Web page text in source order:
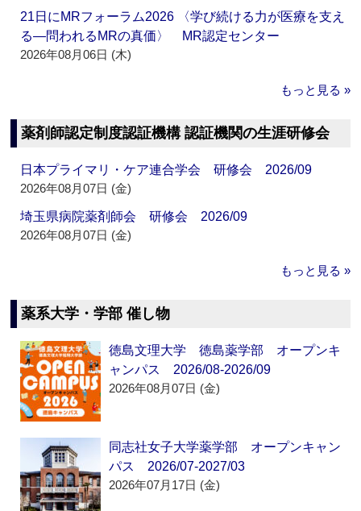
21日にMRフォーラム2026 〈学び続ける力が医療を支え
る―問われるMRの真価〉 MR認定センター
2026年08月06日 (木)
もっと見る »
薬剤師認定制度認証機構 認証機関の生涯研修会
日本プライマリ・ケア連合学会 研修会 2026/09
2026年08月07日 (金)
埼玉県病院薬剤師会 研修会 2026/09
2026年08月07日 (金)
もっと見る »
薬系大学・学部 催し物
徳島文理大学 徳島薬学部 オープンキ
ャンパス 2026/08-2026/09
2026年08月07日 (金)
同志社女子大学薬学部 オープンキャン
パス 2026/07-2027/03
2026年07月17日 (金)